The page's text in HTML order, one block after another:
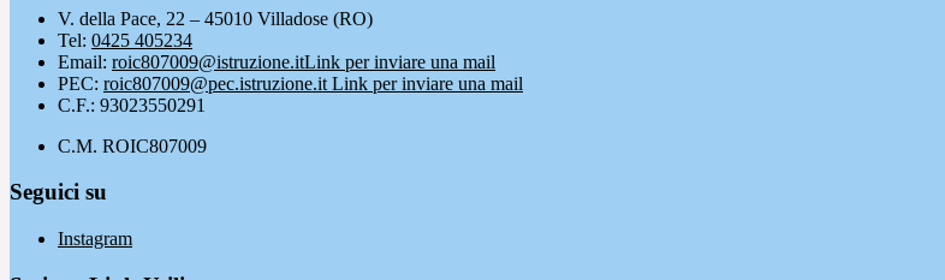
V. della Pace, 22 – 45010 Villadose (RO)
Tel: 0425 405234
Email: roic807009@istruzione.itLink per inviare una mail
PEC: roic807009@pec.istruzione.it Link per inviare una mail
C.F.: 93023550291
C.M. ROIC807009
Seguici su
Instagram